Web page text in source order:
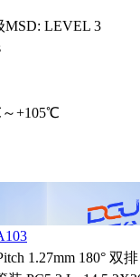
MSD: LEVEL 3
+105℃
1.27mm 180° 双